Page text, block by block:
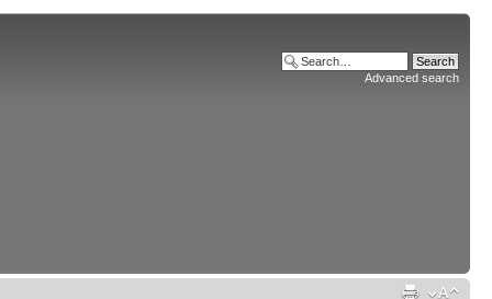
Advanced search